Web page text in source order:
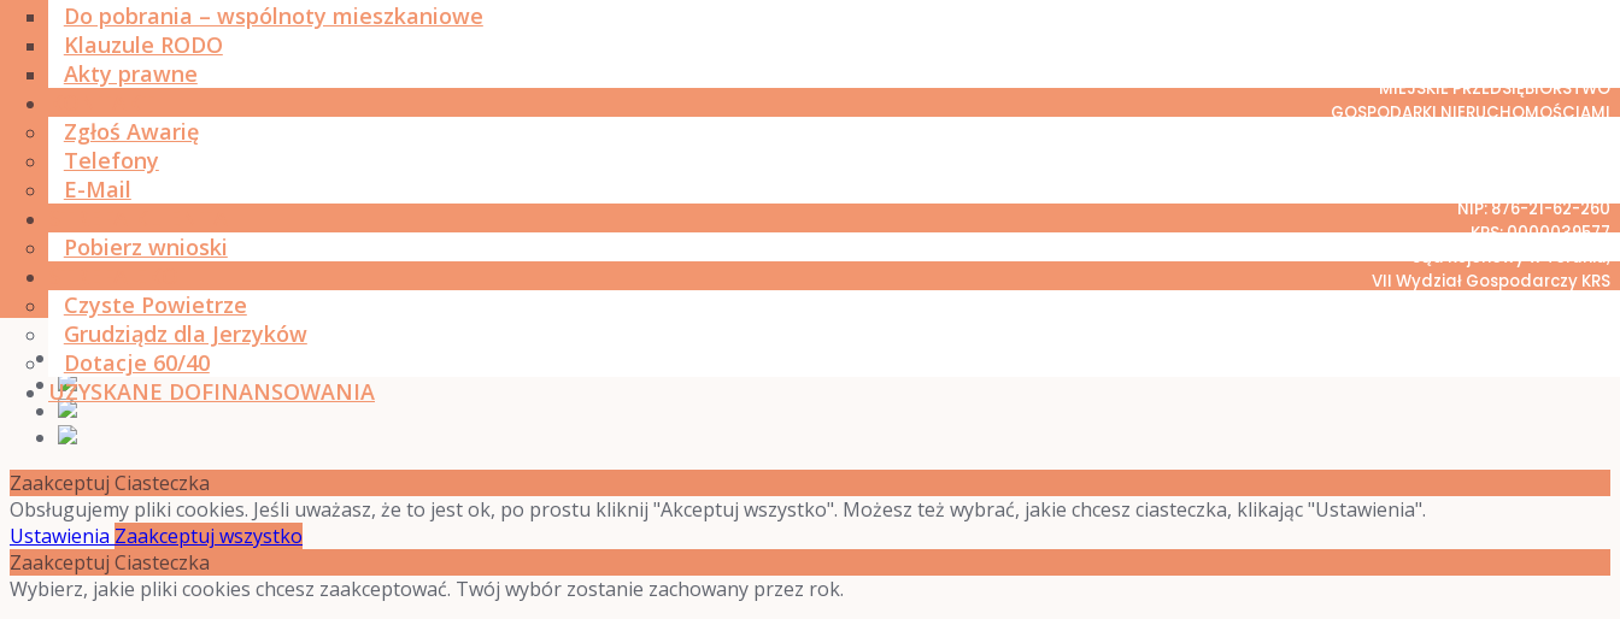
Do pobrania – wspólnoty mieszkaniowe
Klauzule RODO
Akty prawne
Zgłoś Awarię
Telefony
E-Mail
Pobierz wnioski
Czyste Powietrze
Grudziądz dla Jerzyków
Dotacje 60/40
UZYSKANE DOFINANSOWANIA
MIEJSKIE PRZEDSIĘBIORSTWO
GOSPODARKI NIERUCHOMOŚCIAMI
NIP: 876-21-62-260
KRS: 0000039577
Sąd Rejonowy w Toruniu,
VII Wydział Gospodarczy KRS
Zaakceptuj Ciasteczka
Obsługujemy pliki cookies. Jeśli uważasz, że to jest ok, po prostu kliknij "Akceptuj wszystko". Możesz też wybrać, jakie chcesz ciasteczka, klikając "Ustawienia".
Ustawienia Zaakceptuj wszystko
Zaakceptuj Ciasteczka
Wybierz, jakie pliki cookies chcesz zaakceptować. Twój wybór zostanie zachowany przez rok.